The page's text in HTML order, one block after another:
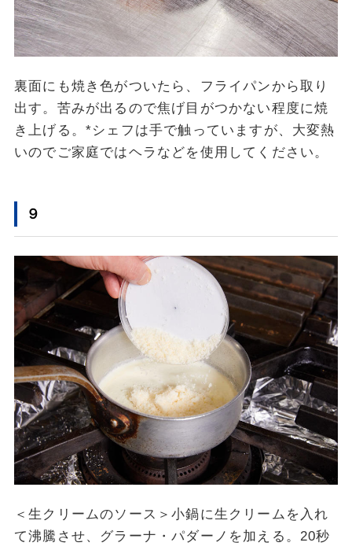
裏面にも焼き色がついたら、フライパンから取り
出す。苦みが出るので焦げ目がつかない程度に焼
き上げる。*シェフは手で触っていますが、大変熱
いのでご家庭ではヘラなどを使用してください。
９
＜生クリームのソース＞小鍋に生クリームを入れ
て沸騰させ、グラーナ・パダーノを加える。20秒